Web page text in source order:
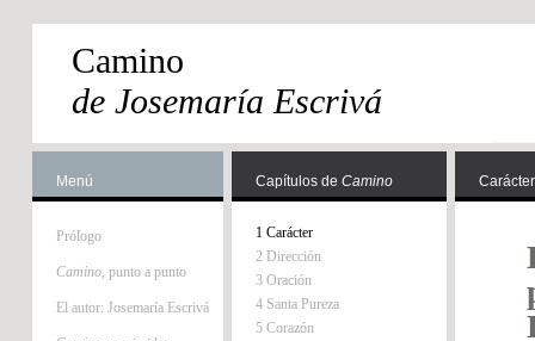
Camino
de Josemaría Escrivá
Menú
Prólogo
Camino, punto a punto
El autor: Josemaría Escrivá
Capítulos de Camino
1 Carácter
2 Dirección
3 Oración
4 Santa Pureza
5 Corazón
Carácter